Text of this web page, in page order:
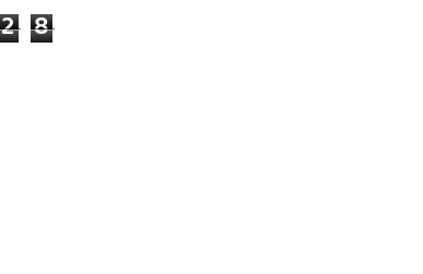
2 8